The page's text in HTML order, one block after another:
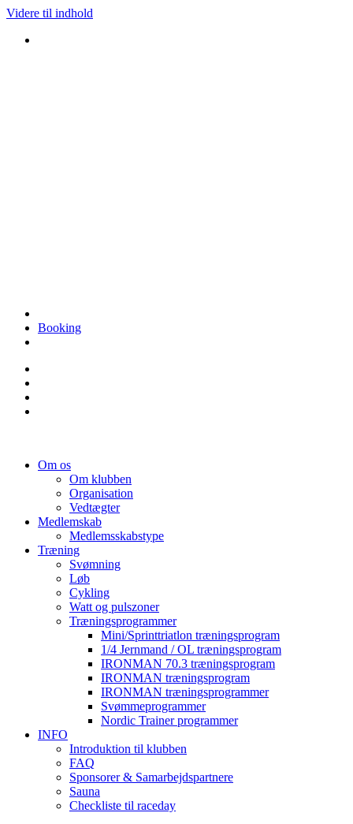
Videre til indhold
Booking
Om os
Om klubben
Organisation
Vedtægter
Medlemskab
Medlemsskabstype
Træning
Svømning
Løb
Cykling
Watt og pulszoner
Træningsprogrammer
Mini/Sprinttriatlon træningsprogram
1/4 Jernmand / OL træningsprogram
IRONMAN 70.3 træningsprogram
IRONMAN træningsprogram
IRONMAN træningsprogrammer
Svømmeprogrammer
Nordic Trainer programmer
INFO
Introduktion til klubben
FAQ
Sponsorer & Samarbejdspartnere
Sauna
Checkliste til raceday